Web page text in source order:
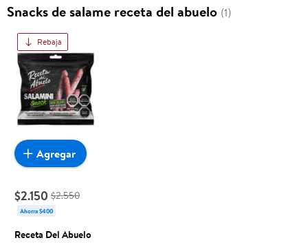
Snacks de salame receta del abuelo (1)
Rebaja
$2.150 $2.550
Ahorra $400
Receta Del Abuelo
Agregar